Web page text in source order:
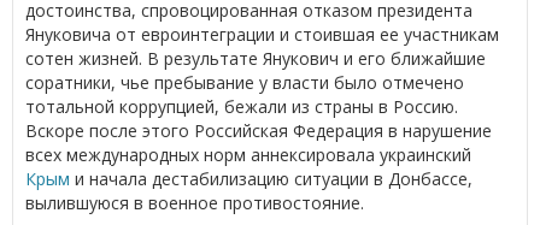
достоинства, спровоцированная отказом президента
Януковича от евроинтеграции и стоившая ее участникам
сотен жизней. В результате Янукович и его ближайшие
соратники, чье пребывание у власти было отмечено
тотальной коррупцией, бежали из страны в Россию.
Вскоре после этого Российская Федерация в нарушение
всех международных норм аннексировала украинский
Крым и начала дестабилизацию ситуации в Донбассе,
вылившуюся в военное противостояние.